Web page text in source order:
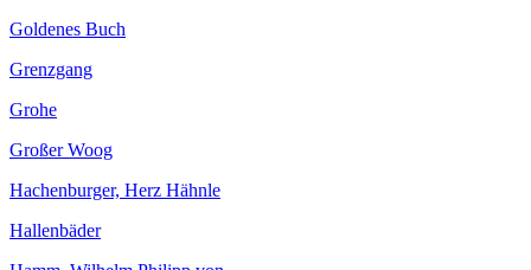
Goldenes Buch
Grenzgang
Grohe
Großer Woog
Hachenburger, Herz Hähnle
Hallenbäder